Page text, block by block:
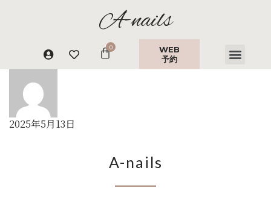
A-nails
WEB
予約
2025年5月13日
A-nails